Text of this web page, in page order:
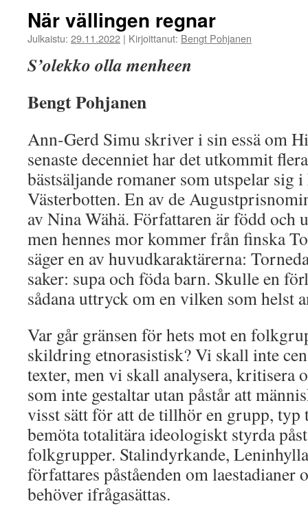
När vällingen regnar
Julkaistu: 29.11.2022 | Kirjoittanut: Bengt Pohjanen
S’olekko olla menheen
Bengt Pohjanen
Ann-Gerd Simu skriver i sin essä om
senaste decenniet har det utkommit
bästsäljande romaner som utspelar sig
Västerbotten. En av de
av Nina Wähä. Författaren är född och
men hennes mor kommer från finska
säger en av huvudkaraktärerna:
saker: supa och föda barn. Skulle en
sådana uttryck om en vilken som helst
Var går gränsen för hets mot en
skildring etnorasistisk? Vi skall inte
texter, men vi skall analysera, kritisera
som inte gestaltar utan påstår att
visst sätt för att de tillhör en grupp,
bemöta totalitära ideologiskt styrda
folkgrupper. Stalindyrkande,
författares påståenden om laestadianer
behöver ifrågasättas.